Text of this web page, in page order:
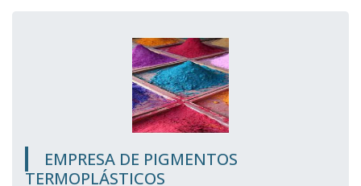
EMPRESA DE PIGMENTOS
TERMOPLÁSTICOS